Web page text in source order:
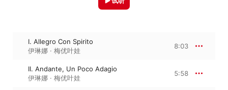
I. Allegro Con Spirito
伊琳娜 · 梅优叶娃
8:03
II. Andante, Un Poco Adagio
伊琳娜 · 梅优叶娃
5:58